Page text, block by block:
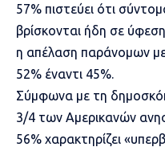
57% πιστεύει ότι
βρίσκονται ήδη σε
η απέλαση παράνομων
52% έναντι 45%.
Σύμφωνα με τη
3/4 των Αμερικανών
56% χαρακτηρίζει